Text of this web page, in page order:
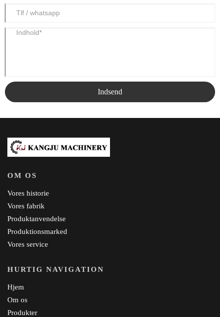
Indsend
OM OS
Vores historie
Vores fabrik
Produktanvendelse
Produktionsmarked
Vores service
HURTIG NAVIGATION
Hjem
Om os
Produkter